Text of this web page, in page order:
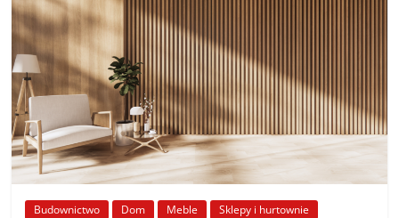
Budownictwo Dom Meble
Sklepy i hurtownie